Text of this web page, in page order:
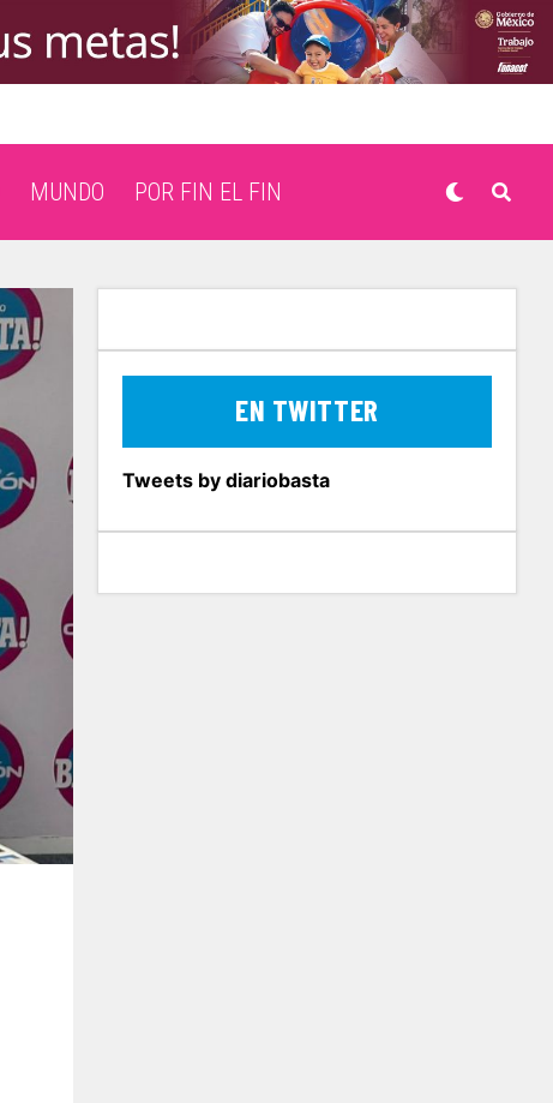
MUNDO POR FIN EL FIN
EN TWITTER
Tweets by diariobasta